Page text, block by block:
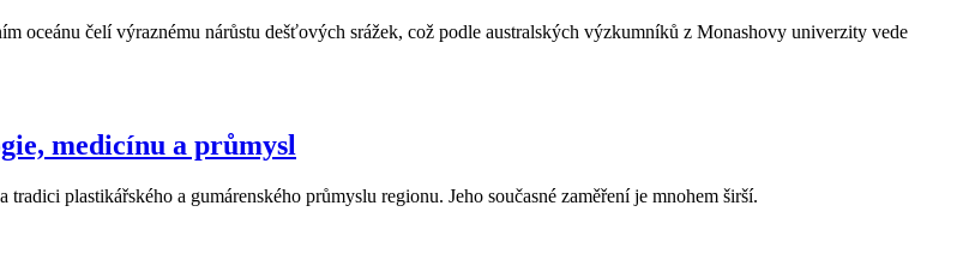
oceánu čelí výraznému nárůstu dešťových srážek, což podle australských výzkumníků z Monashovy univerzity vede
medicínu a průmysl
plastikářského a gumárenského průmyslu regionu. Jeho současné zaměření je mnohem širší.